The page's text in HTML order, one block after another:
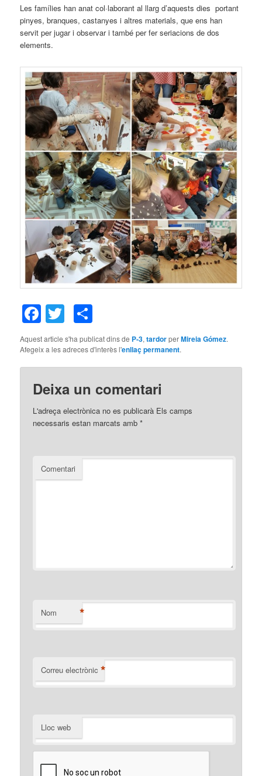
Les famílies han anat col·laborant al llarg d’aquests dies portant
pinyes, branques, castanyes i altres materials, que ens han
servit per jugar i observar i també per fer seriacions de dos
elements.
Facebook
Twitter
Aquest article s'ha publicat dins de P-3,tardorperMireia Gómez.
Afegeix a les adreces d'interès l'enllaç permanent.
Deixa un comentari
L'adreça electrònica no es publicarà Els camps
necessaris estan marcats amb*
Comentari
Nom *
Correu electrònic *
Lloc web